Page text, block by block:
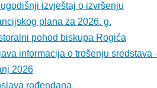
izvještaj o izvršenju
plana za 2026. g.
pohod biskupa Rogića
informacija o trošenju sredstava
2026
rođendana